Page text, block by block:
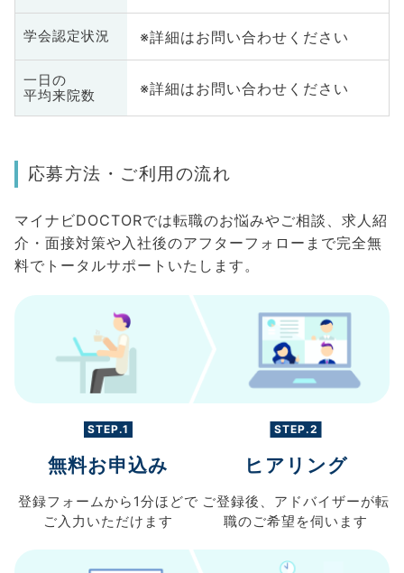
学会認定状況 ※詳細はお問い合わせください
一日の
平均来院数
※詳細はお問い合わせください
応募方法・ご利用の流れ
マイナビDOCTORでは転職のお悩みやご相談、求人紹
介・面接対策や入社後のアフターフォローまで完全無
料でトータルサポートいたします。
STEP.1
無料お申込み
登録フォームから 1分ほどで
ご入力 いただけます
STEP.2
ヒアリング
ご登録後、 アドバイザーが転
職のご希望を伺います